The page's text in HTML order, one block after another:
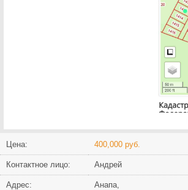
Цена: 400,000 руб.
Контактное лицо: Андрей
Адрес: Анапа,